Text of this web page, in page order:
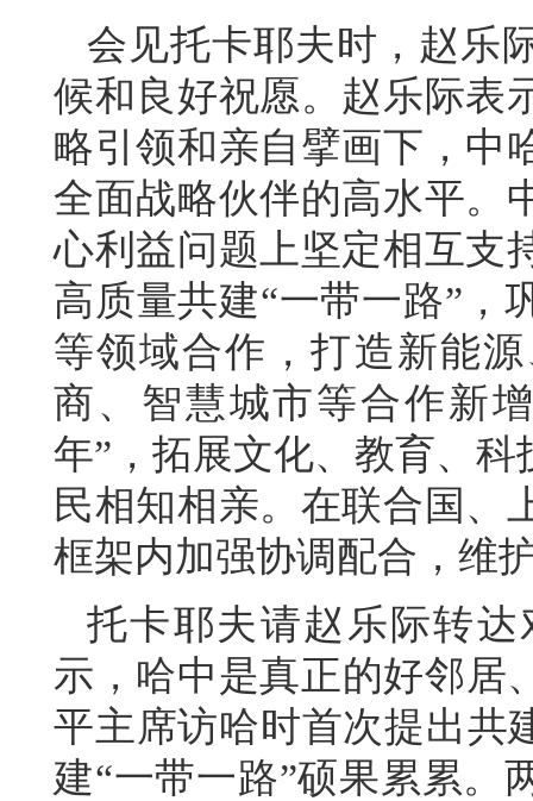
会见托卡耶夫时，赵乐
候和良好祝愿。赵乐际表
略引领和亲自擘画下，中
全面战略伙伴的高水平。
心利益问题上坚定相互支
高质量共建“一带一路”，
等领域合作，打造新能
商、智慧城市等合作新
年”，拓展文化、教育、
民相知相亲。在联合国、
框架内加强协调配合，维
托卡耶夫请赵乐际转
示，哈中是真正的好邻居
平主席访哈时首次提出共
建“一带一路”硕果累累。